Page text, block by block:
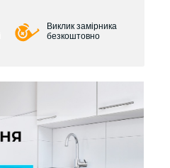
Виклик замірника
безкоштовно